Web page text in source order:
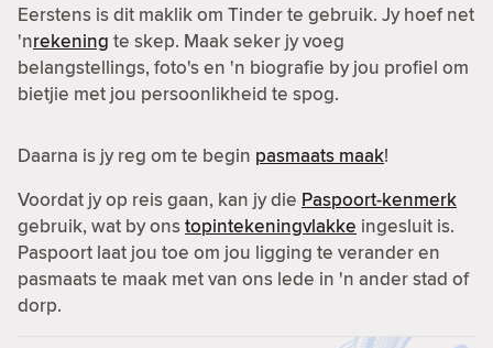
Eerstens is dit maklik om Tinder te gebruik. Jy hoef net
'nrekening te skep. Maak seker jy voeg
belangstellings, foto's en 'n biografie by jou profiel om
bietjie met jou persoonlikheid te spog.
Daarna is jy reg om te begin pasmaats maak!
Voordat jy op reis gaan, kan jy die Paspoort-kenmerk
gebruik, wat by onstopintekeningvlakke ingesluit is.
Paspoort laat jou toe om jou ligging te verander en
pasmaats te maak met van ons lede in 'n ander stad of
dorp.